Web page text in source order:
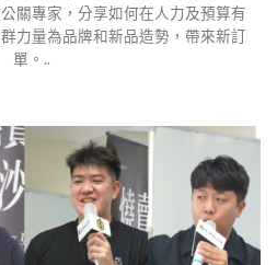
關專家，分享如何在人力及預算有
力量為品牌和新品造勢，帶來新訂
單。..